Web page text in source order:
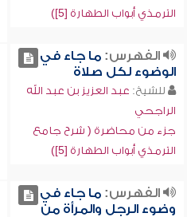
الترمذي أبواب الطهارة [5])
الفهرس:ما جاء في
الوضوء لكل صلاة
للشيخ: عبد العزيز بن عبد الله
الراجحي
جزء من محاضرة ( شرح جامع
الترمذي أبواب الطهارة [5])
الفهرس:ما جاء في
وضوء الرجل والمرأة من